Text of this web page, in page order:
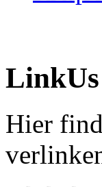
LinkUs
Hier